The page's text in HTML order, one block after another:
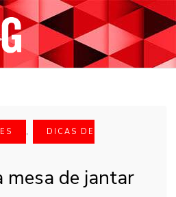
,
DICAS DE
mesa de jantar